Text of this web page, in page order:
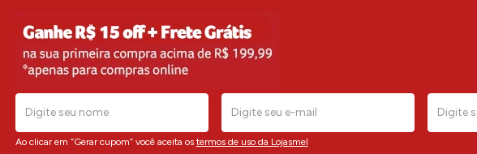
Ao clicar em “Gerar cupom” você aceita os termos de uso da Lojasmel